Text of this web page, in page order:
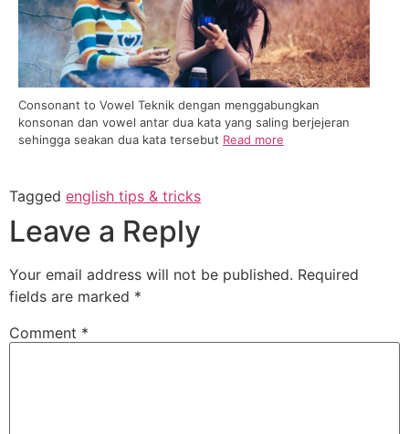
Consonant to Vowel Teknik dengan menggabungkan
konsonan dan vowel antar dua kata yang saling berjejeran
sehingga seakan dua kata tersebut Read more
Tagged english tips & tricks
Leave a Reply
Your email address will not be published. Required
fields are marked *
Comment *